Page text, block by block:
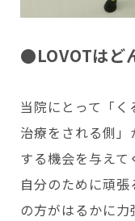
●LOVOTはど
当院にとって「
治療をされる側
する機会を与えて
自分のために頑
の方がはるかに力